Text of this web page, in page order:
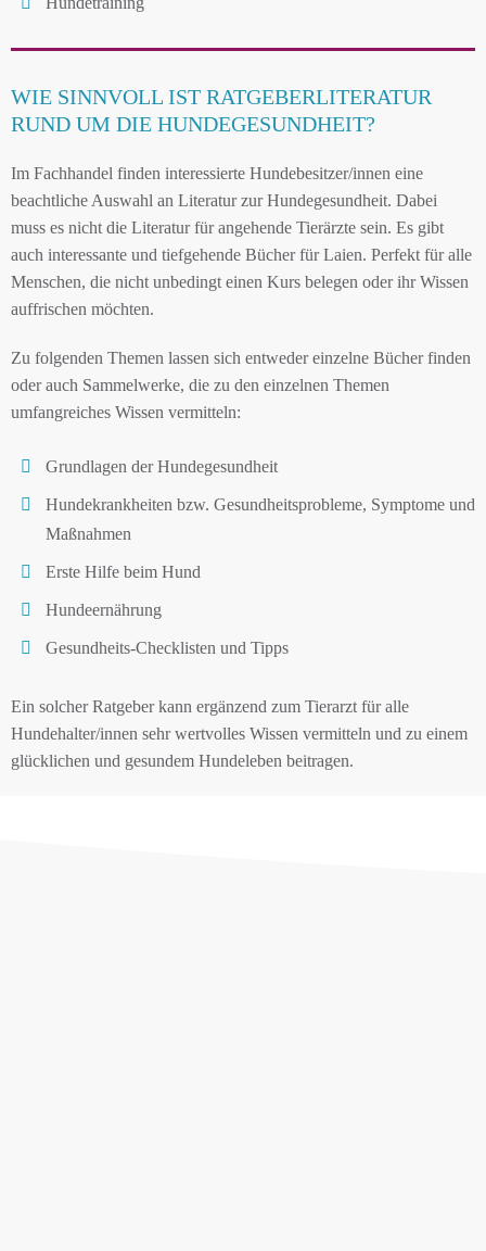
WIE SINNVOLL IST RATGEBERLITERATUR
RUND UM DIE HUNDEGESUNDHEIT?
Im Fachhandel finden interessierte Hundebesitzer/innen eine
beachtliche Auswahl an Literatur zur Hundegesundheit. Dabei
muss es nicht die Literatur für angehende Tierärzte sein. Es gibt
auch interessante und tiefgehende Bücher für Laien. Perfekt für alle
Menschen, die nicht unbedingt einen Kurs belegen oder ihr Wissen
auffrischen möchten.
Zu folgenden Themen lassen sich entweder einzelne Bücher finden
oder auch Sammelwerke, die zu den einzelnen Themen
umfangreiches Wissen vermitteln:
Grundlagen der Hundegesundheit
Hundekrankheiten bzw. Gesundheitsprobleme, Symptome und
Maßnahmen
Erste Hilfe beim Hund
Hundeernährung
Gesundheits-Checklisten und Tipps
Ein solcher Ratgeber kann ergänzend zum Tierarzt für alle
Hundehalter/innen sehr wertvolles Wissen vermitteln und zu einem
glücklichen und gesundem Hundeleben beitragen.